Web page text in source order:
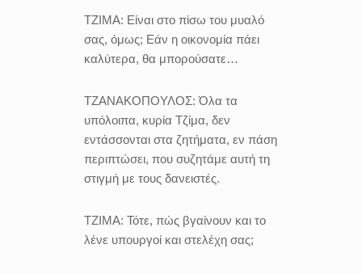
ΤΖΙΜΑ: Είναι στο πίσω του μυαλό
σας, όμως; Εάν η οικονομία πάει
καλύτερα, θα μπορούσατε…
ΤΖΑΝΑΚΟΠΟΥΛΟΣ:Όλα τα
υπόλοιπα, κυρία Τζίμα, δεν
εντάσσονται στα ζητήματα, εν πάση
περιπτώσει, που συζητάμε αυτή τη
στιγμή με τους δανειστές.
ΤΖΙΜΑ: Τότε, πώς βγαίνουν και το
λένε υπουργοί και στελέχη σας;